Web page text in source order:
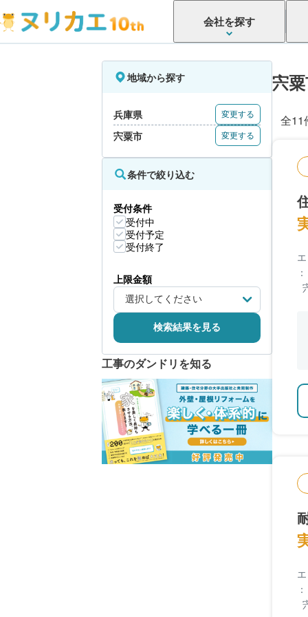
会社を探す
地域から探す
兵庫県 変更する
宍粟市 変更する
条件で絞り込む
受付条件
受付中
受付予定
受付終了
上限金額
検索結果を見る
工事のダンドリを知る
宍
全11
：
：